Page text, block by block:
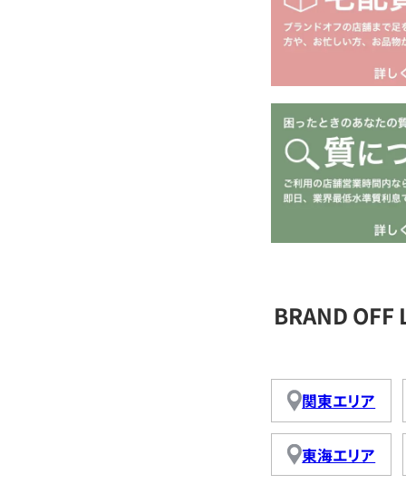
BRAND
関東エリア
東海エリア